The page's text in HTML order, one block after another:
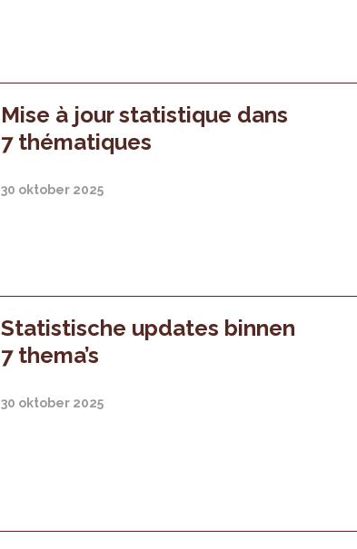
Mise à jour statistique dans
7 thématiques
30 oktober 2025
Statistische updates binnen
7 thema’s
30 oktober 2025